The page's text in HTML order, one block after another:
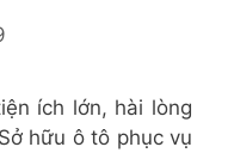
ích lớn, hài lòng
hữu ô tô phục vụ